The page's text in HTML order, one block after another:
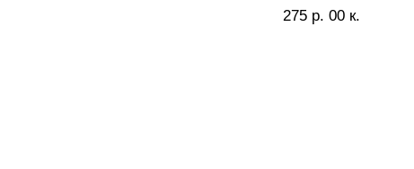
275 р. 00 к.